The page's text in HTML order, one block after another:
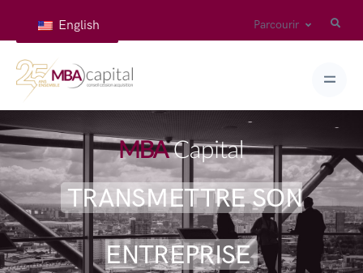
English Parcourir
TRANSMETTRE SON
ENTREPRISE